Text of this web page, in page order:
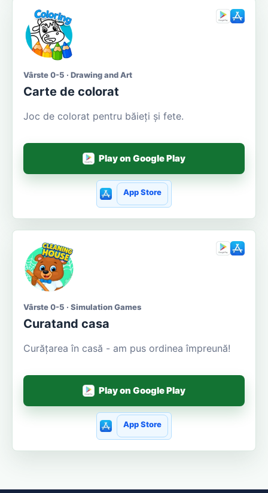
Vârste 0-5 · Drawing and Art
Carte de colorat
Joc de colorat pentru băieți și fete.
Play on Google Play
App Store
Vârste 0-5 · Simulation Games
Curatand casa
Curățarea în casă - am pus ordinea împreună!
Play on Google Play
App Store